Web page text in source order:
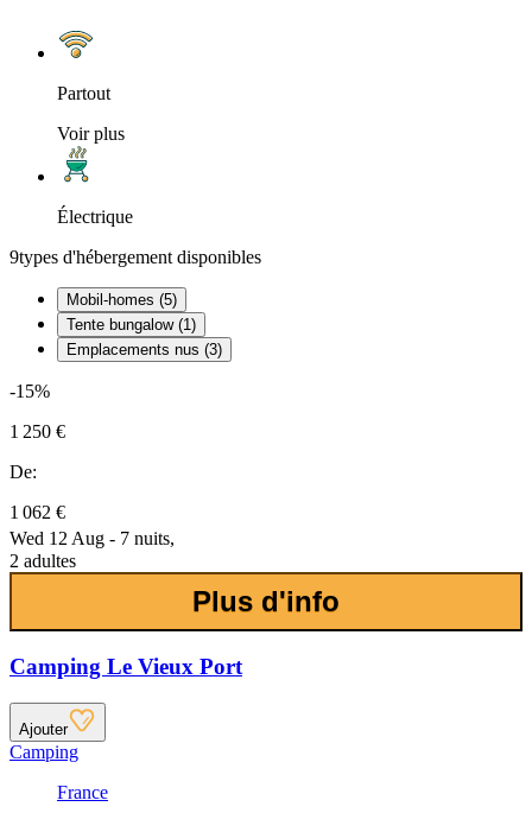
Partout
Voir plus
Électrique
9types d'hébergement disponibles
Mobil-homes (5)
Tente bungalow (1)
Emplacements nus (3)
-15%
1 250 €
De:
1 062 €
Wed 12 Aug - 7 nuits,
2 adultes
Plus d'info
Camping Le Vieux Port
Ajouter
Camping
France